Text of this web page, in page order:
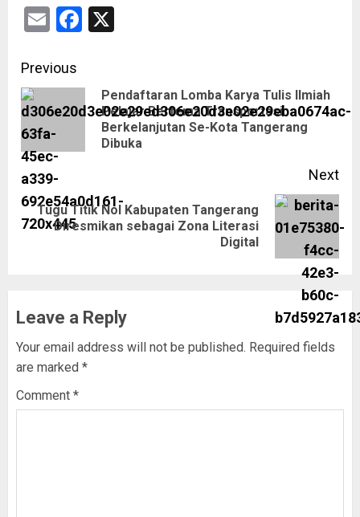
EmailFacebook
Previous
Pendaftaran Lomba Karya Tulis Ilmiah
Pelajar Bertema Transportasi
Berkelanjutan Se-Kota Tangerang
Dibuka
Next
Tugu Titik Nol Kabupaten Tangerang
Diresmikan sebagai Zona Literasi
Digital
Leave a Reply
Your email address will not be published. Required fields
are marked *
Comment *